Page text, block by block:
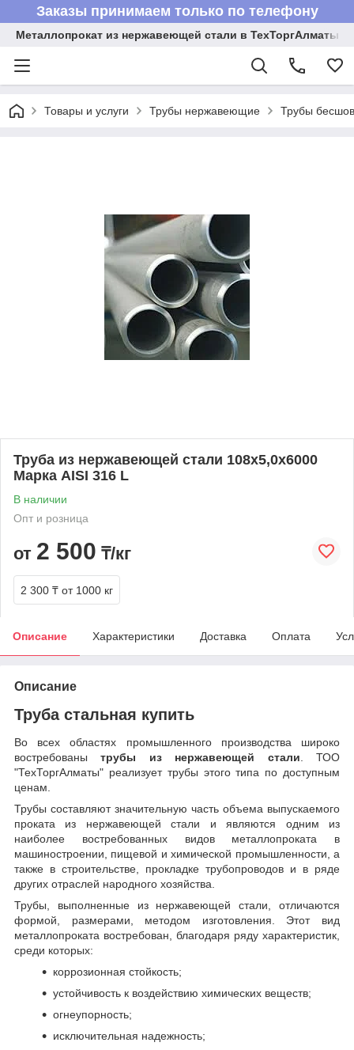
Заказы принимаем только по телефону
Металлопрокат из нержавеющей стали в ТехТоргАлматы
Товары и услуги Трубы нержавеющие Трубы
Труба из нержавеющей стали 108х5,0х6000
Марка AISI 316 L
В наличии
Опт и розница
от 2 500 ₸/кг
2 300 ₸ от 1000 кг
Описание Характеристики Доставка Оплата
Описание
Труба стальная купить
Во всех областях промышленного производства широко
востребованытрубы из нержавеющей стали. ТОО
"ТехТоргАлматы" реализует трубы этого типа по доступным
ценам.
Трубы составляют значительную часть объема выпускаемого
проката из нержавеющей стали и являются одним из
наиболее востребованных видов металлопроката в
машиностроении, пищевой и химической промышленности, а
также в строительстве, прокладке трубопроводов и в ряде
других отраслей народного хозяйства.
Трубы, выполненные из нержавеющей стали, отличаются
формой, размерами, методом изготовления. Этот вид
металлопроката востребован, благодаря ряду характеристик,
среди которых:
коррозионная стойкость;
устойчивость к воздействию химических веществ;
огнеупорность;
исключительная надежность;